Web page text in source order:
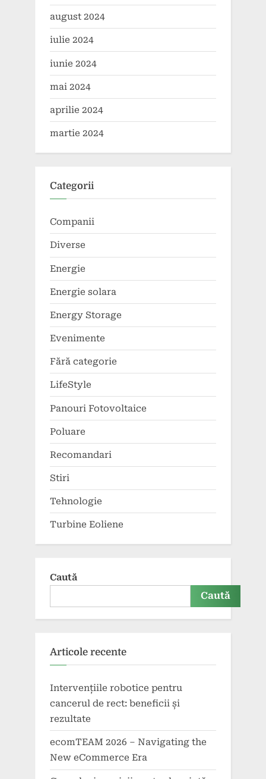
august 2024
iulie 2024
iunie 2024
mai 2024
aprilie 2024
martie 2024
Categorii
Companii
Diverse
Energie
Energie solara
Energy Storage
Evenimente
Fără categorie
LifeStyle
Panouri Fotovoltaice
Poluare
Recomandari
Stiri
Tehnologie
Turbine Eoliene
Caută
Caută
Articole recente
Intervențiile robotice pentru
cancerul de rect: beneficii și
rezultate
ecomTEAM 2026 – Navigating the
New eCommerce Era